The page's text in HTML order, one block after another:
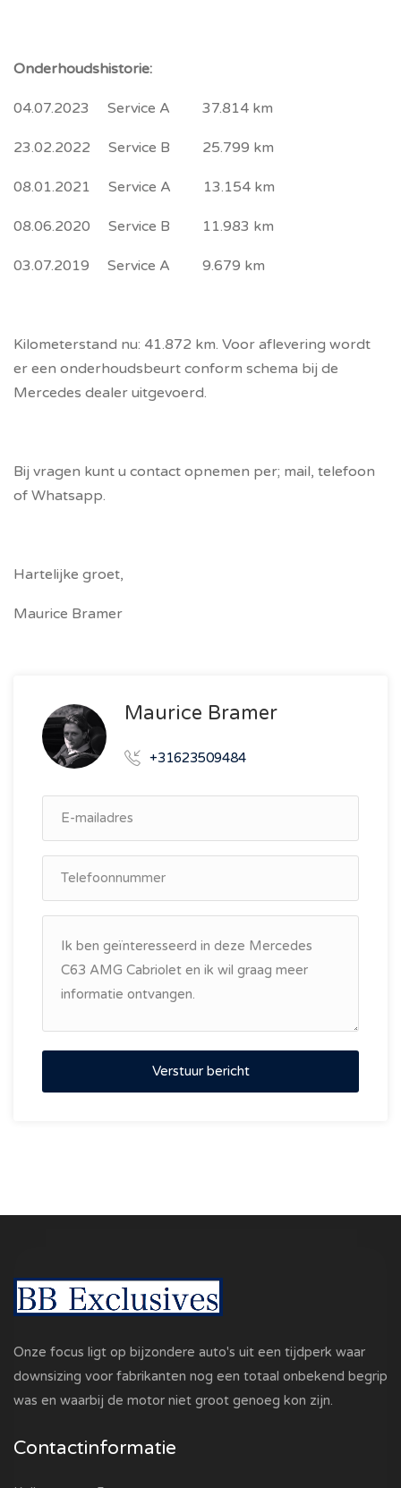
Onderhoudshistorie:
04.07.2023 Service A 37.814 km
23.02.2022 Service B 25.799 km
08.01.2021 Service A 13.154 km
08.06.2020 Service B 11.983 km
03.07.2019 Service A 9.679 km
Kilometerstand nu: 41.872 km. Voor aflevering wordt
er een onderhoudsbeurt conform schema bij de
Mercedes dealer uitgevoerd.
Bij vragen kunt u contact opnemen per; mail, telefoon
of Whatsapp.
Hartelijke groet,
Maurice Bramer
Maurice Bramer
+31623509484‬
Verstuur bericht
Onze focus ligt op bijzondere auto's uit een tijdperk waar
downsizing voor fabrikanten nog een totaal onbekend begrip
was en waarbij de motor niet groot genoeg kon zijn.
Contactinformatie